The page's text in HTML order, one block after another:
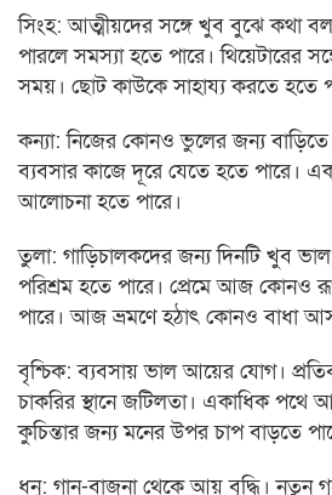
সিংহ: আত্মীয়দের সঙ্গে খুব বুঝে কথা
পারলে সমস্যা হতে পারে। থিয়েটারের
সময়। ছোট কাউকে সাহায্য করতে হতে
কন্যা: নিজের কোনও ভুলের জন্য
ব্যবসার কাজে দূরে যেতে হতে পারে।
আলোচনা হতে পারে।
তুলা: গাড়িচালকদের জন্য দিনটি খুব
পরিশ্রম হতে পারে। প্রেমে আজ কোনও
পারে। আজ ভ্রমণে হঠাৎ কোনও বাধা
বৃশ্চিক: ব্যবসায় ভাল আয়ের যোগ।
চাকরির স্থানে জটিলতা। একাধিক
কুচিন্তার জন্য মনের উপর চাপ বাড়তে
ধনু: গান-বাজনা থেকে আয় বৃদ্ধি। নতুন